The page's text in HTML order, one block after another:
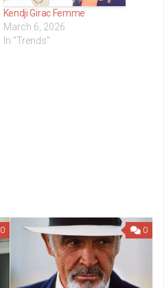
Kendji Girac Femme
March 6, 2026
In "Trends"
0 0